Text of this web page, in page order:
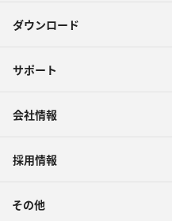
ダウンロード
サポート
会社情報
採用情報
その他